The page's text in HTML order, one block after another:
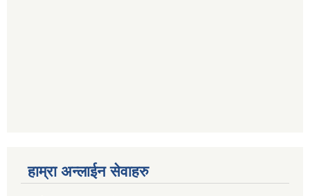
हाम्रा अन्लाईन सेवाहरु